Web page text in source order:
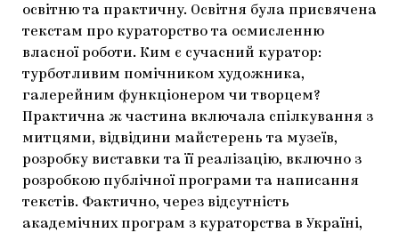
освітню та практичну. Освітня була присвячена
текстам про кураторство та осмисленню
власної роботи. Ким є сучасний куратор:
турботливим помічником художника,
галерейним функціонером чи творцем?
Практична ж частина включала спілкування з
митцями, відвідини майстерень та музеїв,
розробку виставки та її реалізацію, включно з
розробкою публічної програми та написання
текстів. Фактично, через відсутність
академічних програм з кураторства в Україні,